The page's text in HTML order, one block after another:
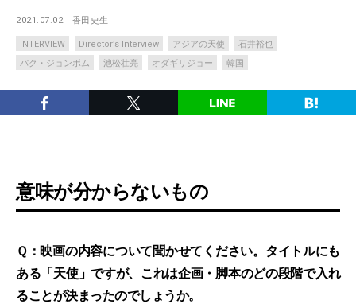
2021.07.02 香田史生
INTERVIEW Director’s Interview アジアの天使
石井裕也
パク・ジョンボム
池松壮亮 オダギリジョー 韓国
意味が分からないもの
Ｑ：映画の内容について聞かせてください。タイトルにも
ある「天使」ですが、これは企画・脚本のどの段階で入れ
ることが決まったのでしょうか。